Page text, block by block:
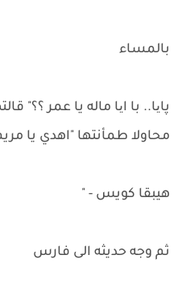
بالمساء
پایا.. با ایا ماله يا عمر ؟؟"
محاولا طمأنتها "اهدي يا
هيبقا كويس - "
ثم وجه حديثه الى فارس